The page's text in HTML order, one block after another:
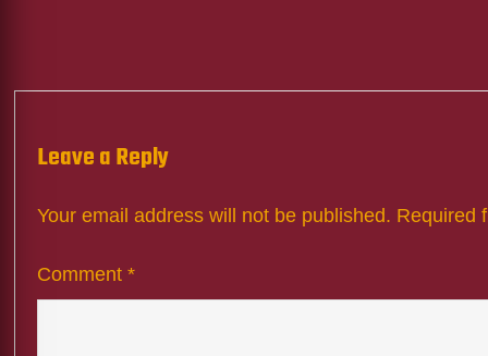
Leave a Reply
Your email address will not be published. Required
Comment *